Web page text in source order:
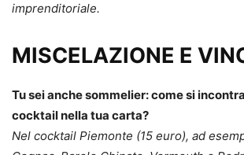
imprenditoriale.
MISCELAZIONE E
Tu sei anche sommelier: come si
cocktail nella tua carta?
Nel cocktail Piemonte (15 euro), ad